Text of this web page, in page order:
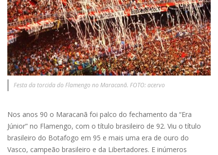
Festa da torcida do Flamengo no Maracanã. FOTO: acervo
Nos anos 90 o Maracanã foi palco do fechamento da “Era
Júnior” no Flamengo, com o título brasileiro de 92. Viu o título
brasileiro do Botafogo em 95 e mais uma era de ouro do
Vasco, campeão brasileiro e da Libertadores. E inúmeros